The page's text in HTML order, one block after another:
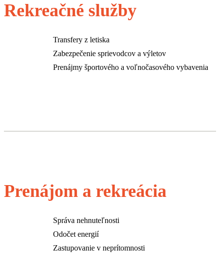
Rekreačné služby
Transfery z letiska
Zabezpečenie sprievodcov a výletov
Prenájmy športového a voľnočasového vybavenia
Prenájom a rekreácia
Správa nehnuteľnosti
Odočet energií
Zastupovanie v neprítomnosti